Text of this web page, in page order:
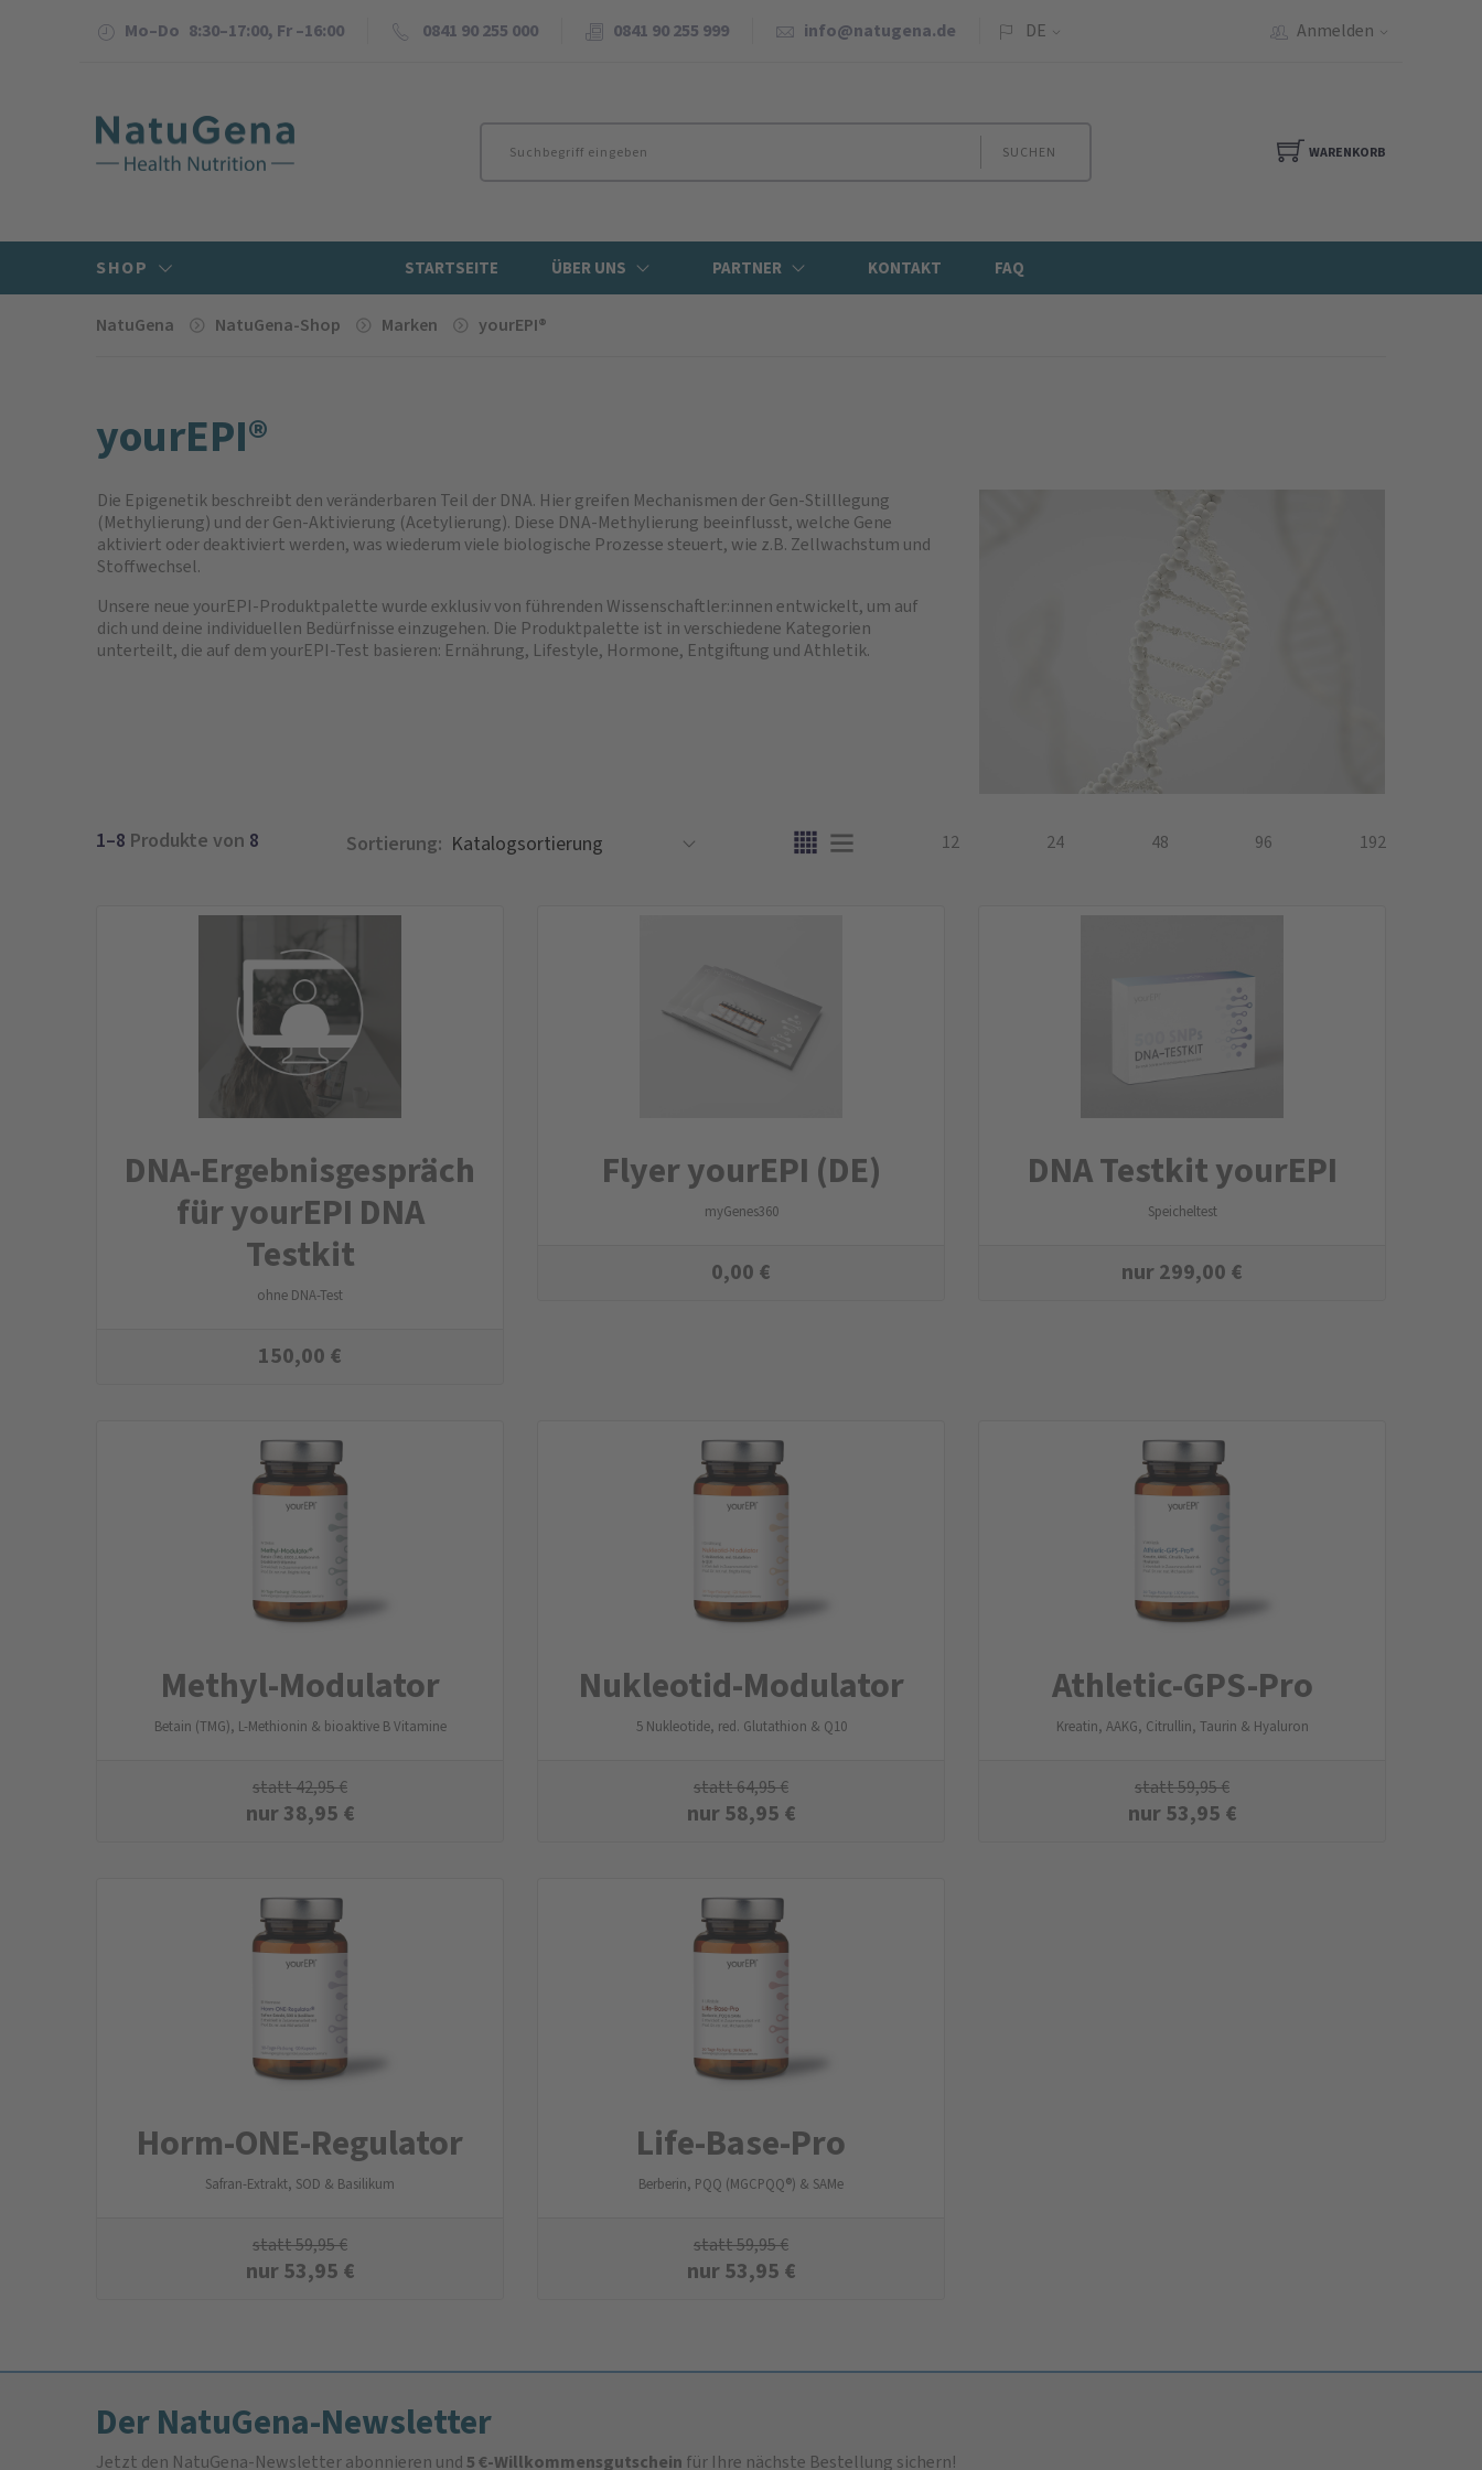
Mo–Do 8:30–17:00, Fr –16:00 0841 90 255 000 0841 90 255 999 info@natugena.de DE Anmelden
SUCHEN WARENKORB
SHOP STARTSEITE ÜBER UNS PARTNER KONTAKT FAQ
NatuGena NatuGena-Shop Marken yourEPI®
yourEPI®
Die Epigenetik beschreibt den veränderbaren Teil der DNA. Hier greifen Mechanismen der Gen-Stilllegung
(Methylierung) und der Gen-Aktivierung (Acetylierung). Diese DNA-Methylierung beeinflusst, welche Gene
aktiviert oder deaktiviert werden, was wiederum viele biologische Prozesse steuert, wie z.B. Zellwachstum und
Stoffwechsel.
Unsere neue yourEPI-Produktpalette wurde exklusiv von führenden Wissenschaftler:innen entwickelt, um auf
dich und deine individuellen Bedürfnisse einzugehen. Die Produktpalette ist in verschiedene Kategorien
unterteilt, die auf dem yourEPI-Test basieren: Ernährung, Lifestyle, Hormone, Entgiftung und Athletik.
1–8 Produkte von 8 Sortierung: 12 24 48 96 192
DNA-Ergebnisgespräch
für yourEPI DNA
Testkit
ohne DNA-Test
150,00 €
Flyer yourEPI (DE)
myGenes360
0,00 €
DNA Testkit yourEPI
Speicheltest
nur299,00 €
Methyl-Modulator
Betain (TMG), L-Methionin & bioaktive B Vitamine
statt42,95€
nur38,95 €
Nukleotid-Modulator
5 Nukleotide, red. Glutathion & Q10
statt64,95€
nur58,95 €
Athletic-GPS-Pro
Kreatin, AAKG, Citrullin, Taurin & Hyaluron
statt59,95€
nur53,95 €
Horm-ONE-Regulator
Safran-Extrakt, SOD & Basilikum
statt59,95€
nur53,95 €
Life-Base-Pro
Berberin, PQQ (MGCPQQ®) & SAMe
statt59,95€
nur53,95 €
Der NatuGena-Newsletter
Jetzt den NatuGena-Newsletter abonnieren und5 €-Willkommensgutschein für Ihre nächste Bestellung sichern!